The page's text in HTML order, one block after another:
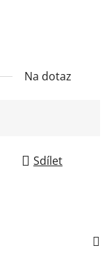
Na dotaz
Sdílet